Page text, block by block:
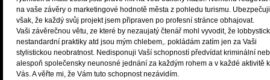
na vaše závěry o marketingové hodnotě města z pohledu turismu.
však, že každý svůj projekt jsem připraven po profesní stránce obhajovat.
Vaši závěrečnou větu, ze které by nezaujatý čtenář mohl vyvodit, že
nestandardní praktiky atd jsou mým chlebem,. pokládám zatím jen za Vaši
stylistickou neobratnost. Nedisponuji Vaší schopností předvídat kriminální
alespoň společensky neunosné jednání za každým rohem a v každé aktivitě
Vás. A věřte mi, že Vám tuto schopnost nezávidím.